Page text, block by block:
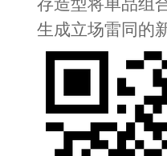
存造型将单品组
生成立场雷同的